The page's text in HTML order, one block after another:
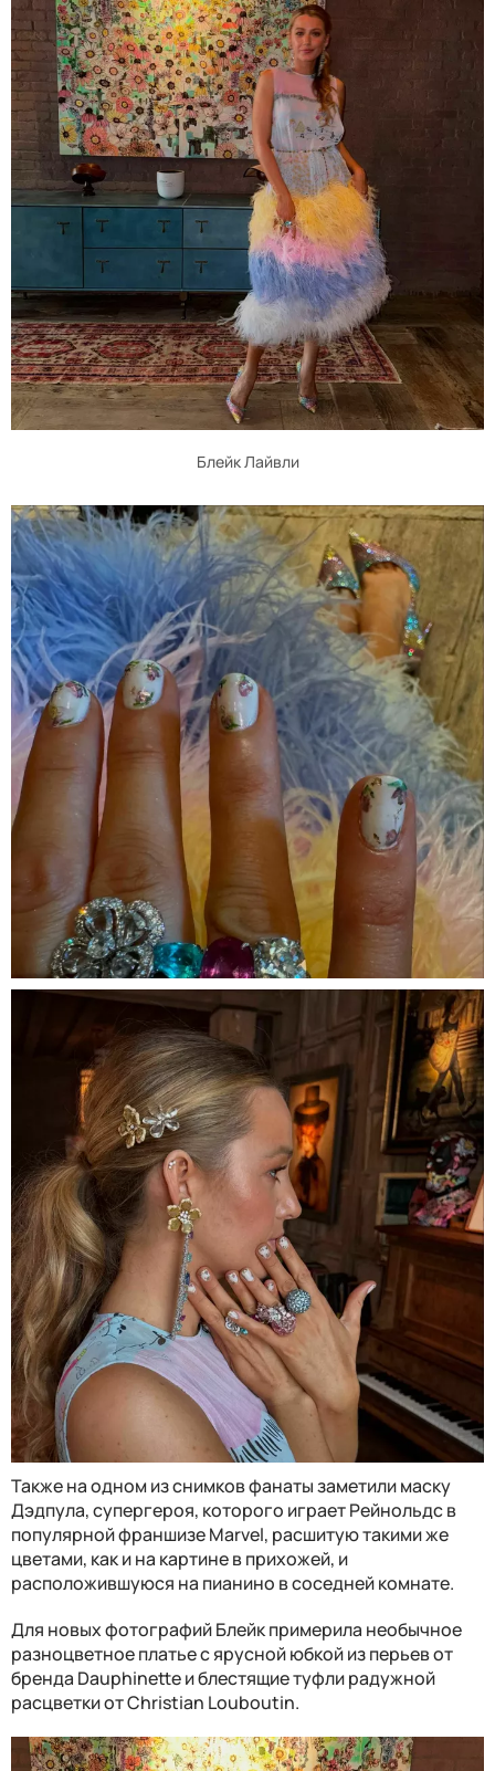
Блейк Лайвли
Также на одном из снимков фанаты заметили маску
Дэдпула, супергероя, которого играет Рейнольдс в
популярной франшизе Marvel, расшитую такими же
цветами, как и на картине в прихожей, и
расположившуюся на пианино в соседней комнате.
Для новых фотографий Блейк примерила необычное
разноцветное платье с ярусной юбкой из перьев от
бренда Dauphinette и блестящие туфли радужной
расцветки от Christian Louboutin.